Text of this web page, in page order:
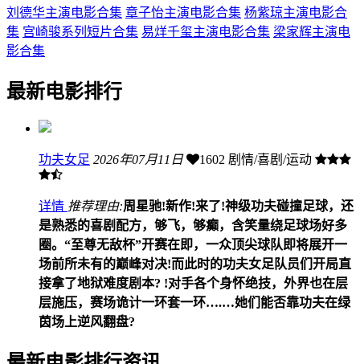
刘德华主演电影合集 章子怡主演电影合集 杨紫琼主演电影合
集 宫崎骏系列短片合集 易烊千玺主演电影合集 梁家辉主演电
影合集
最新电影排行
功夫女足 2026年07月11日 1602 剧情/喜剧/运动
详情 推荐理由:周星驰!新作!来了!神级功夫碰撞足球，还
是熟悉的喜剧配方，够飞，够癫，含笑量绕足球场好多
圈。“至尊无敌杯”开赛在即，一众顶尖球队即将展开一
场前所未有的巅峰对决!而此时的功夫女足队员们开局直
接拿了地狱难度剧本? !对手各个身怀绝技，外界也在层
层施压，赛场诡计一环套一环….…她们能否靠功夫在绿
茵场上逆风翻盘?